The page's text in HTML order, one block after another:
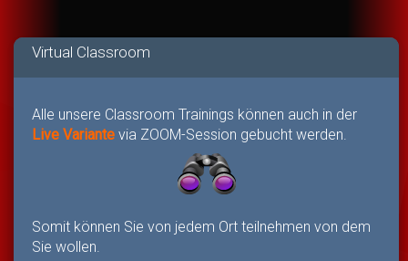
Virtual Classroom
Alle unsere Classroom Trainings können auch in der
Live Variante via ZOOM-Session gebucht werden.
Somit können Sie von jedem Ort teilnehmen von dem
Sie wollen.